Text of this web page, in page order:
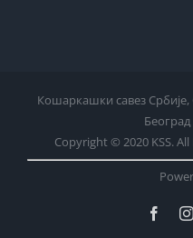
Кошаркашки савез Србије,
Београд
Copyright © 2020 KSS.